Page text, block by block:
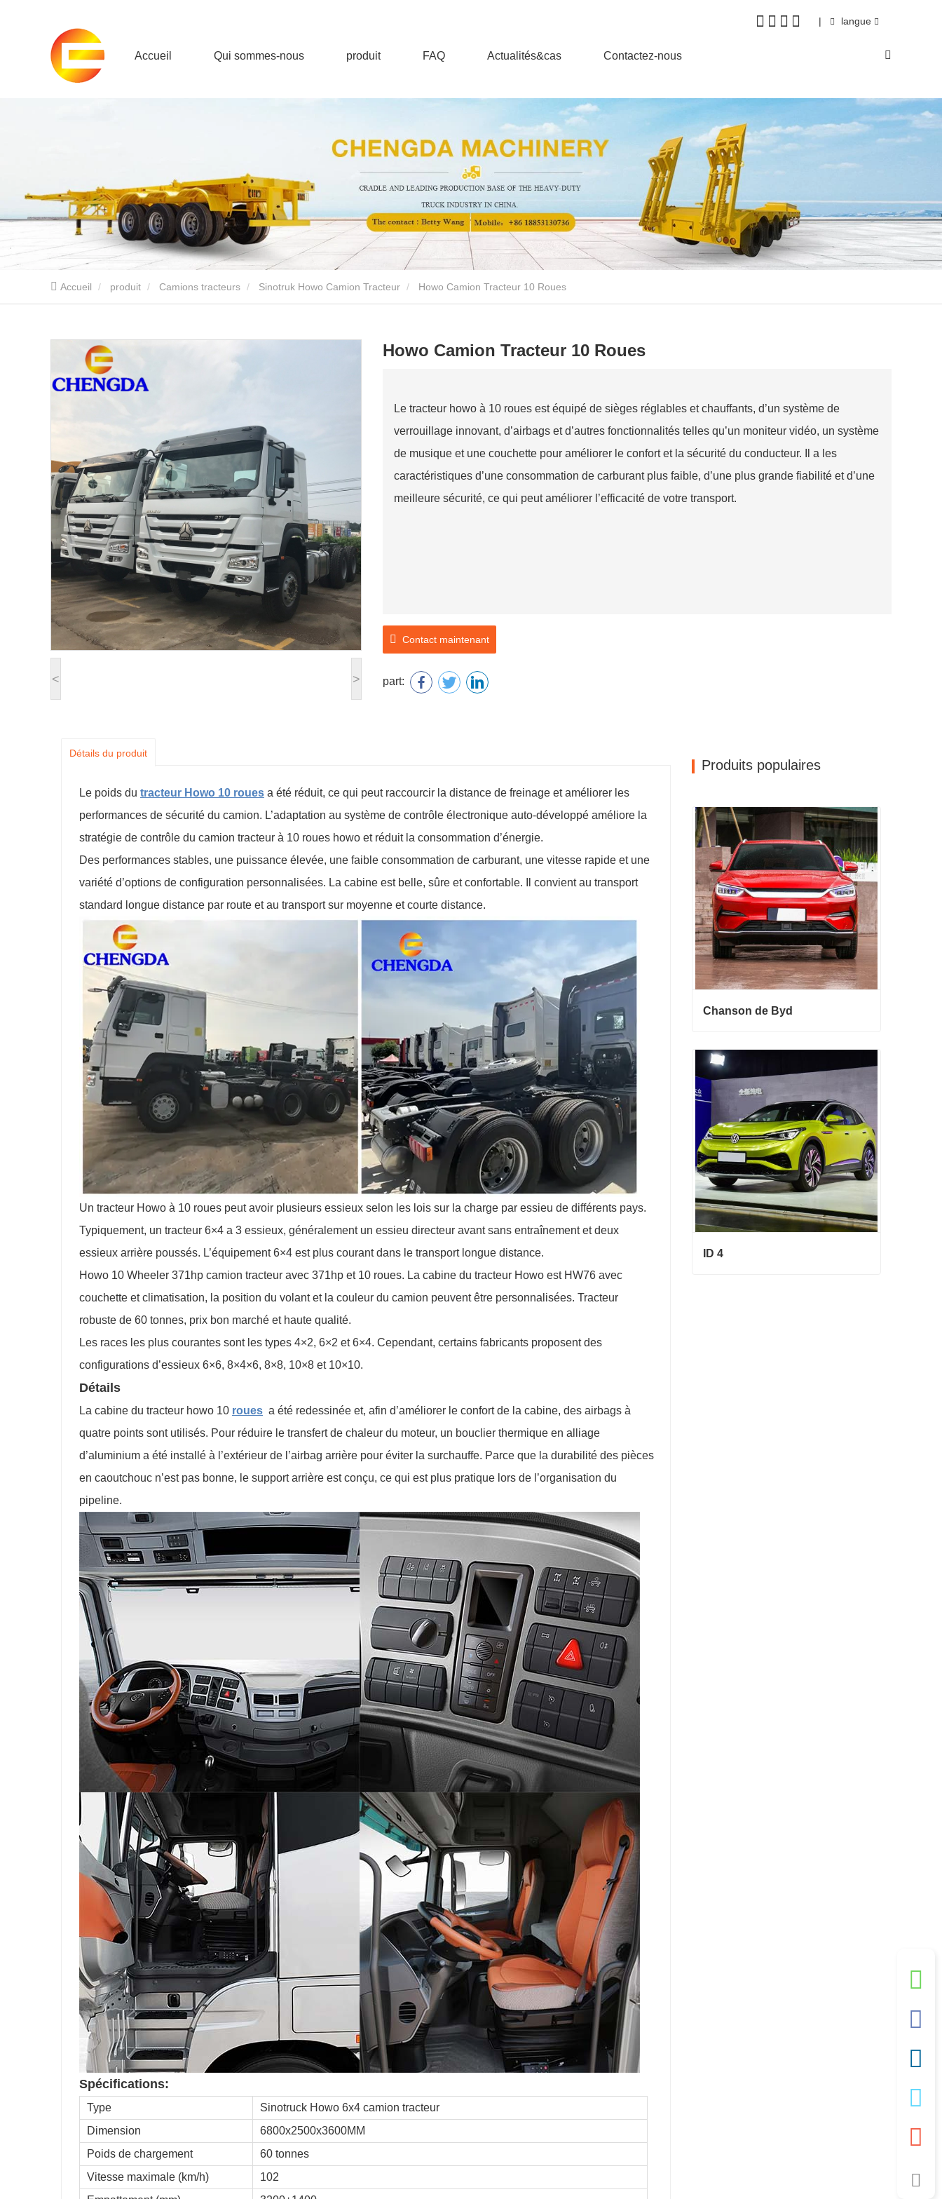
| langue
Accueil Qui sommes-nous produit FAQ Actualités&cas Contactez-nous
Accueil produit Camions tracteurs Sinotruk Howo Camion Tracteur Howo Camion Tracteur 10 Roues
< >
Howo Camion Tracteur 10 Roues
Le tracteur howo à 10 roues est équipé de sièges réglables et chauffants, d’un système de
verrouillage innovant, d’airbags et d’autres fonctionnalités telles qu’un moniteur vidéo, un système
de musique et une couchette pour améliorer le confort et la sécurité du conducteur. Il a les
caractéristiques d’une consommation de carburant plus faible, d’une plus grande fiabilité et d’une
meilleure sécurité, ce qui peut améliorer l’efficacité de votre transport.
Contact maintenant
part:
Détails du produit
Le poids du tracteur Howo 10 roues a été réduit, ce qui peut raccourcir la distance de freinage et améliorer les
performances de sécurité du camion. L’adaptation au système de contrôle électronique auto-développé améliore la
stratégie de contrôle du camion tracteur à 10 roues howo et réduit la consommation d’énergie.
Des performances stables, une puissance élevée, une faible consommation de carburant, une vitesse rapide et une
variété d’options de configuration personnalisées. La cabine est belle, sûre et confortable. Il convient au transport
standard longue distance par route et au transport sur moyenne et courte distance.
Un tracteur Howo à 10 roues peut avoir plusieurs essieux selon les lois sur la charge par essieu de différents pays.
Typiquement, un tracteur 6×4 a 3 essieux, généralement un essieu directeur avant sans entraînement et deux
essieux arrière poussés. L’équipement 6×4 est plus courant dans le transport longue distance.
Howo 10 Wheeler 371hp camion tracteur avec 371hp et 10 roues. La cabine du tracteur Howo est HW76 avec
couchette et climatisation, la position du volant et la couleur du camion peuvent être personnalisées. Tracteur
robuste de 60 tonnes, prix bon marché et haute qualité.
Les races les plus courantes sont les types 4×2, 6×2 et 6×4. Cependant, certains fabricants proposent des
configurations d’essieux 6×6, 8×4×6, 8×8, 10×8 et 10×10.
Détails
La cabine du tracteur howo 10 roues a été redessinée et, afin d’améliorer le confort de la cabine, des airbags à
quatre points sont utilisés. Pour réduire le transfert de chaleur du moteur, un bouclier thermique en alliage
d’aluminium a été installé à l’extérieur de l’airbag arrière pour éviter la surchauffe. Parce que la durabilité des pièces
en caoutchouc n’est pas bonne, le support arrière est conçu, ce qui est plus pratique lors de l’organisation du
pipeline.
Spécifications:
Type
Sinotruck Howo 6x4 camion tracteur
Dimension
6800x2500x3600MM
Poids de chargement
60 tonnes
Vitesse maximale (km/h)
102
Produits populaires
Chanson de Byd
Chanson de Byd
Contact maintenant
ID 4